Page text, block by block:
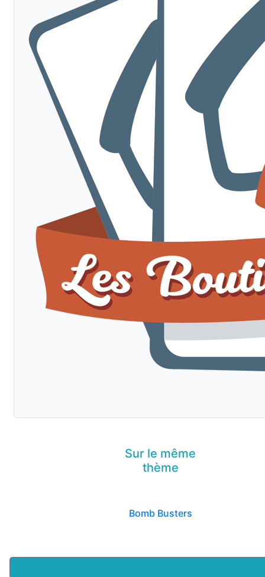
Sur le même
thème
Bomb Busters